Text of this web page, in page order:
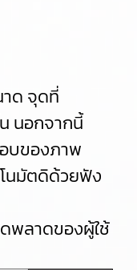
ด จุดที่
นอกจากนี้
อบของภาพ
นมัตดิด้วยฟัง
พลาดของผู้ใช้